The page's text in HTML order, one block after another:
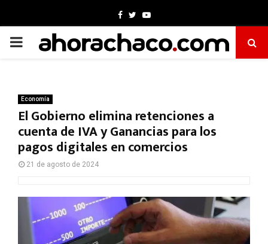
Facebook
TwitterYoutube
PRIMARY
Economía
El Gobierno elimina retenciones a
cuenta de IVA y Ganancias para los
pagos digitales en comercios
21 de agosto de 2024